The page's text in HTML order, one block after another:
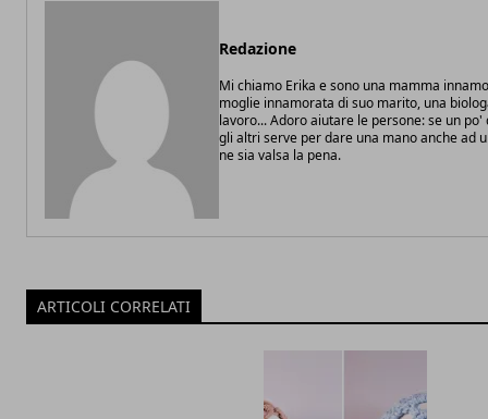
Redazione
Mi chiamo Erika e sono una mamma
moglie innamorata di suo marito, una
lavoro... Adoro aiutare le persone: se un
gli altri serve per dare una mano anche ad
ne sia valsa la pena.
ARTICOLI CORRELATI